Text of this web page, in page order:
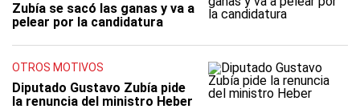
Zubía se sacó las ganas y va a
pelear por la candidatura
OTROS MOTIVOS
Diputado Gustavo Zubía pide
la renuncia del ministro Heber